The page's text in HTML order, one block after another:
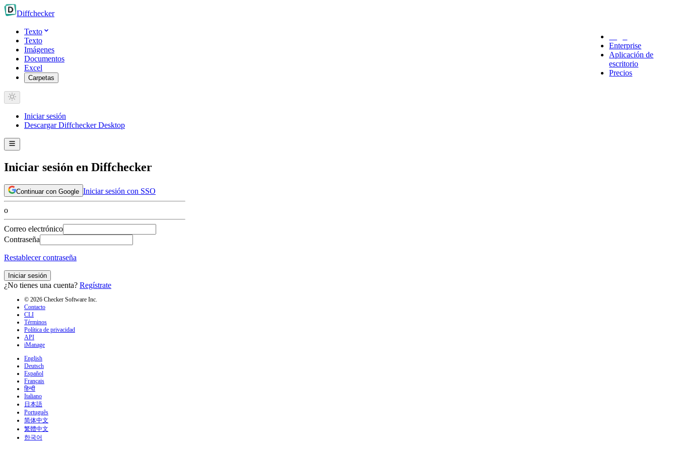
Diffchecker
Texto
Texto
Imágenes
Documentos
Excel
Carpetas
Enterprise
Aplicación de
escritorio
Precios
Iniciar sesión
Descargar Diffchecker Desktop
Iniciar sesión en Diffchecker
Continuar con Google Iniciar sesión con SSO
o
Correo electrónico
Contraseña
Restablecer contraseña
Iniciar sesión
¿No tienes una cuenta? Regístrate
© 2026 Checker Software Inc.
Contacto
CLI
Términos
Política de privacidad
API
iManage
English
Deutsch
Español
Français
हिन्दी
Italiano
日本語
Português
简体中文
繁體中文
한국어